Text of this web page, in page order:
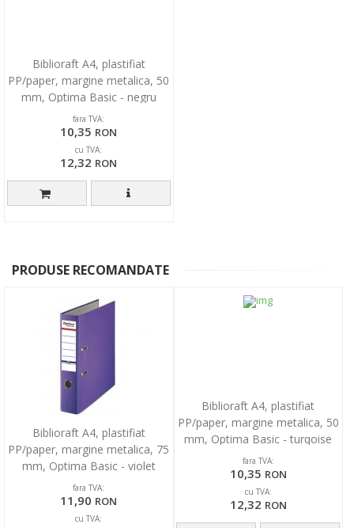
Biblioraft A4, plastifiat
PP/paper, margine metalica, 50
mm, Optima Basic - negru
fara TVA:
10,35 RON
cu TVA:
12,32 RON
PRODUSE RECOMANDATE
Biblioraft A4, plastifiat
PP/paper, margine metalica, 75
mm, Optima Basic - violet
fara TVA:
11,90 RON
cu TVA:
Biblioraft A4, plastifiat
PP/paper, margine metalica, 50
mm, Optima Basic - turqoise
fara TVA:
10,35 RON
cu TVA:
12,32 RON